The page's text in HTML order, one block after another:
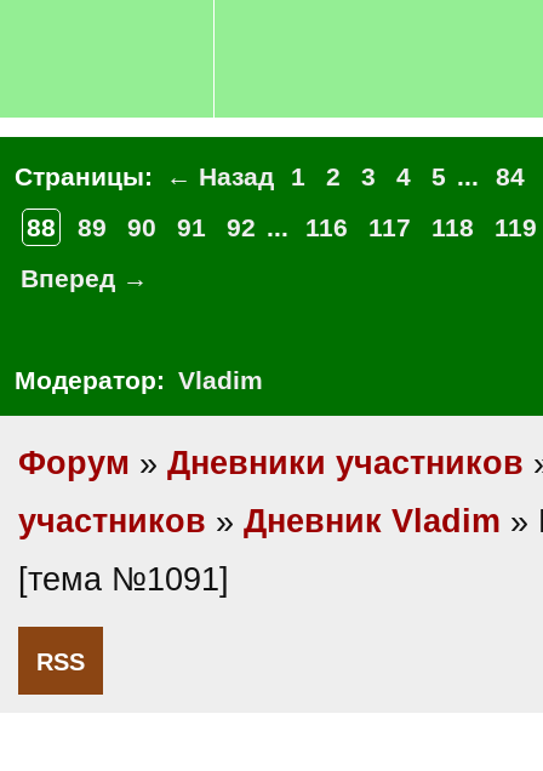
Страницы: ← Назад 1 2 3 4 5 ...
84
88
89 90 91 92 ... 116 117 118
119
Вперед →
Модератор: Vladim
Форум » Дневники участников
участников » Дневник Vladim »
[тема №1091]
RSS